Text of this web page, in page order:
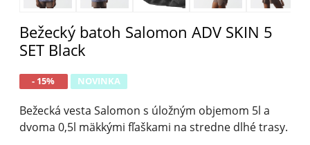
Bežecký batoh Salomon ADV SKIN 5
SET Black
- 15% NOVINKA
Bežecká vesta Salomon s úložným objemom 5l a
dvoma 0,5l mäkkými fľaškami na stredne dlhé trasy.